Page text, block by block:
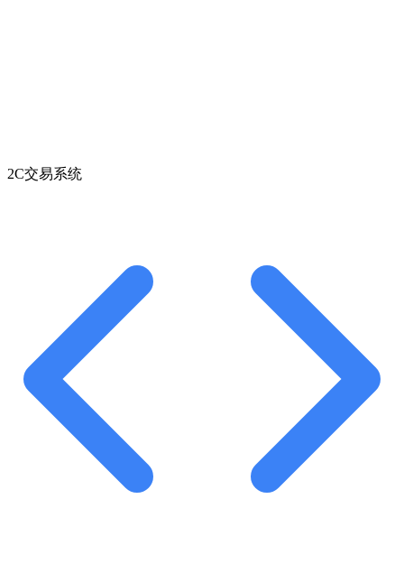
2C交易系统